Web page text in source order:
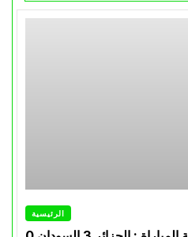
الرئيسية